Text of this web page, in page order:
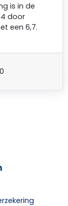
is in de
door
een 6,7.